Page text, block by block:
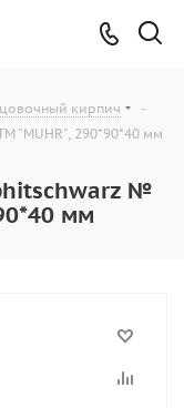
кирпич
-
"MUHR", 290*90*40 мм
№
мм